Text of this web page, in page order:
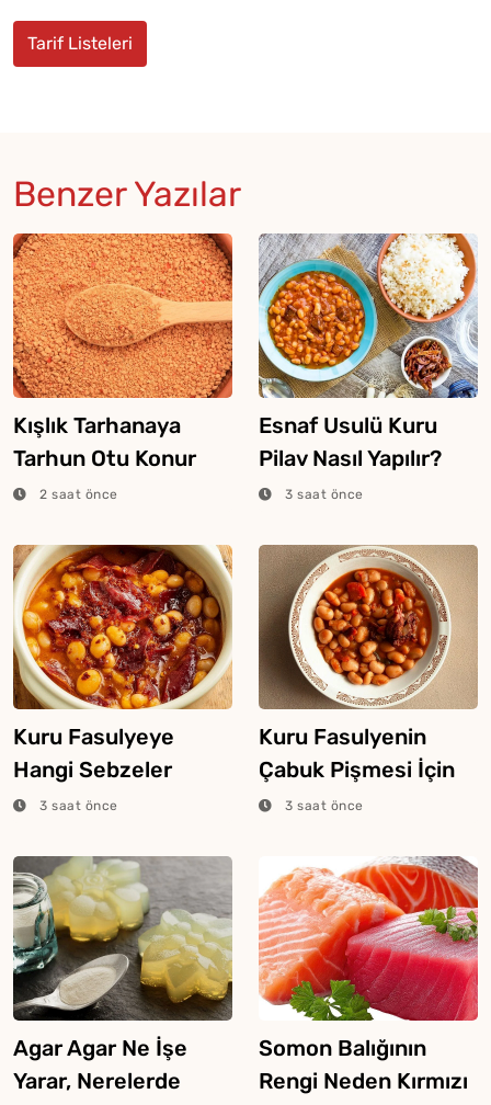
Tarif Listeleri
Benzer Yazılar
Kışlık Tarhanaya
Tarhun Otu Konur
Mu?2 saat önce
Esnaf Usulü Kuru
Pilav Nasıl Yapılır?
3 saat önce
Kuru Fasulyeye
Hangi Sebzeler
Konur?
3 saat önce
Kuru Fasulyenin
Çabuk Pişmesi İçin
Püf Noktaları
3 saat önce
Agar Agar Ne İşe
Yarar, Nerelerde
Somon Balığının
Rengi Neden Kırmızı